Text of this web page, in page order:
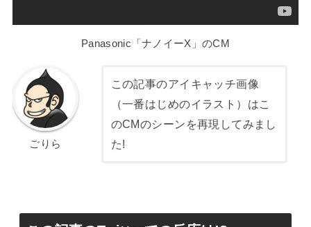
Panasonic「ナノイーX」のCM
ごりら
この記事のアイキャッチ画像
（一番はじめのイラスト）はこ
のCMのシーンを再現してみまし
た!